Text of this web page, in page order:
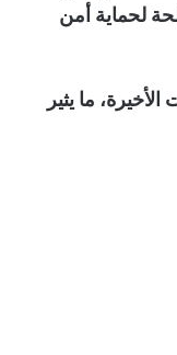
لحماية أمن
ما يثير